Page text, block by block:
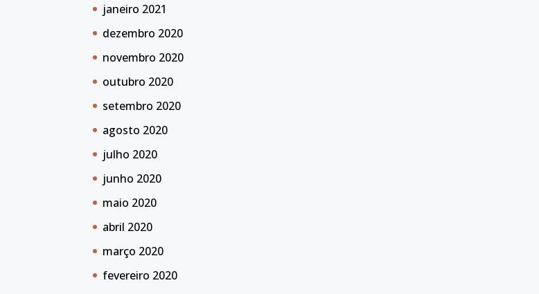
janeiro 2021
dezembro 2020
novembro 2020
outubro 2020
setembro 2020
agosto 2020
julho 2020
junho 2020
maio 2020
abril 2020
março 2020
fevereiro 2020